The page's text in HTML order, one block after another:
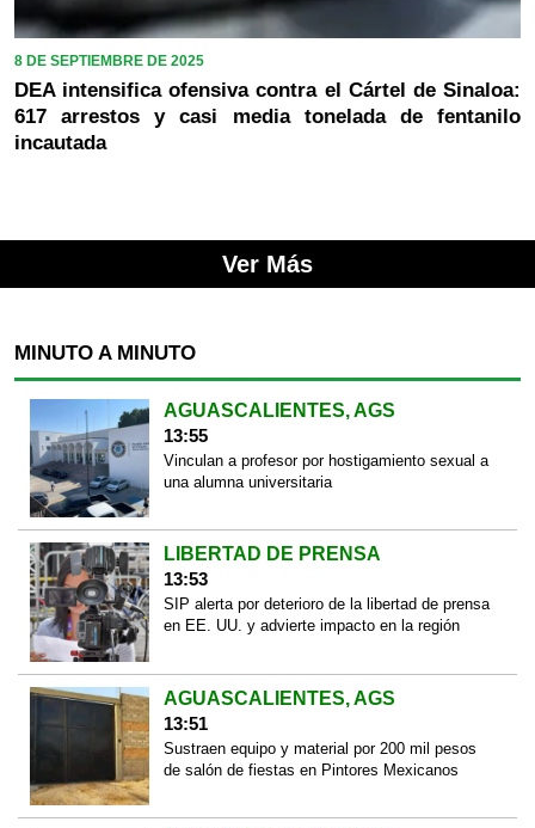
8 DE SEPTIEMBRE DE 2025
DEA intensifica ofensiva contra el Cártel de Sinaloa:
617 arrestos y casi media tonelada de fentanilo
incautada
Ver Más
MINUTO A MINUTO
AGUASCALIENTES, AGS
13:55
Vinculan a profesor por hostigamiento sexual a
una alumna universitaria
LIBERTAD DE PRENSA
13:53
SIP alerta por deterioro de la libertad de prensa
en EE. UU. y advierte impacto en la región
AGUASCALIENTES, AGS
13:51
Sustraen equipo y material por 200 mil pesos
de salón de fiestas en Pintores Mexicanos